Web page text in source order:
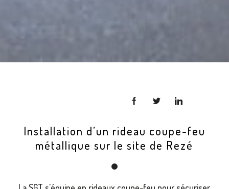
Installation d’un rideau coupe-feu
métallique sur le site de Rezé